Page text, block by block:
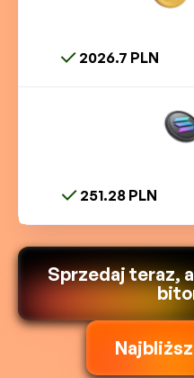
2026.7 PLN
251.28 PLN
Sprzedaj teraz,